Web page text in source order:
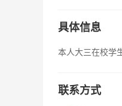
具体信息
本人大三在校学
联系方式